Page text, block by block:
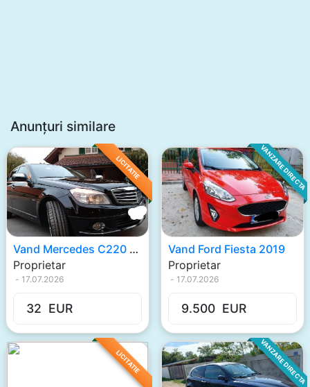
Anunțuri similare
LICITATIE
Vand Mercedes C220 2009
Proprietar
- 17.07.2026
32 EUR
VANZARE DIRECTA
Vand Ford Fiesta 2019
Proprietar
- 17.07.2026
9.500 EUR
LICITATIE VANZARE DIRECTA